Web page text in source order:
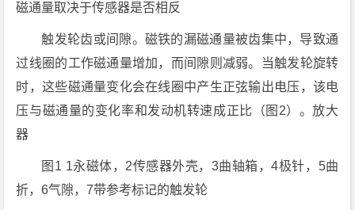
磁通量取决于传感器是否相反
触发轮齿或间隙。磁铁的漏磁通量被齿集中，导致通
过线圈的工作磁通量增加，而间隙则减弱。当触发轮旋转
时，这些磁通量变化会在线圈中产生正弦输出电压，该电
压与磁通量的变化率和发动机转速成正比（图2）。放大
器
图1 1永磁体，2传感器外壳，3曲轴箱，4极针，5曲
折，6气隙，7带参考标记的触发轮